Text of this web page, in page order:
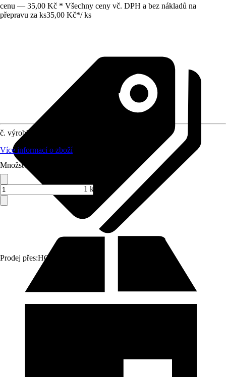
cenu — 35,00 Kč * Všechny ceny vč. DPH a bez nákladů na
přepravu za ks35,00 Kč*/ ks
Prodej přes:HORNBACH
č. výrobku
Více informací o zboží
Množství (ks)
1 ks